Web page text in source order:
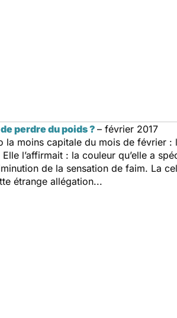
perdre du poids ? – février 2017
moins capitale du mois de février :
l’affirmait : la couleur qu’elle a
de la sensation de faim. La
étrange allégation...